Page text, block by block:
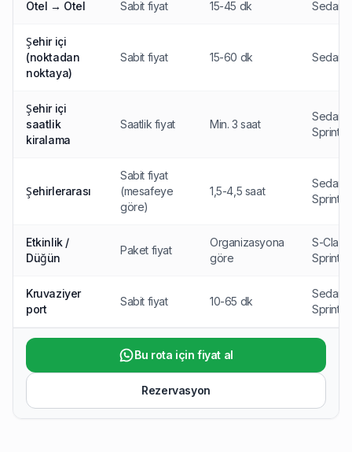
Otel → Otel Sabit fiyat 15-45 dk Sedan,
Şehir içi
(noktadan
noktaya)
Sabit fiyat 15-60 dk Sedan,
Şehir içi
saatlik
kiralama
Saatlik fiyat Min. 3 saat
Sedan,
Sprinter
Şehirlerarası
Sabit fiyat
(mesafeye
göre)
1,5-4,5 saat
Sedan,
Sprinter
Etkinlik /
Düğün
Paket fiyat
Organizasyona
göre
S-
Sprinter
Kruvaziyer
port
Sabit fiyat 10-65 dk
Sedan,
Sprinter
Bu rota için fiyat al
Rezervasyon